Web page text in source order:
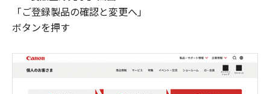
「ご登録製品の確認と変更へ」
ボタンを押す